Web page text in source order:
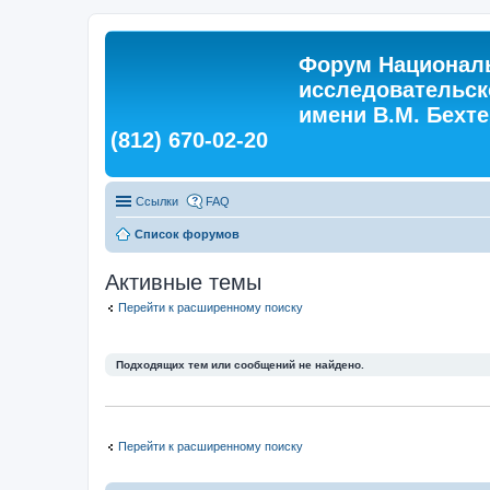
Форум
имени В.М.
(812) 670-02-20
Ссылки FAQ
Список форумов
Активные темы
Перейти к расширенному поиску
Подходящих тем или сообщений не найдено.
Перейти к расширенному поиску